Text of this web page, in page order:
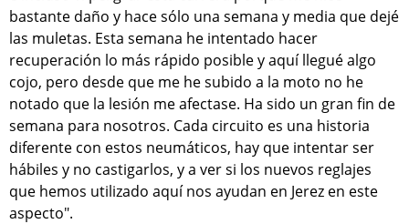
bastante daño y hace sólo una semana y media que dejé
las muletas. Esta semana he intentado hacer
recuperación lo más rápido posible y aquí llegué algo
cojo, pero desde que me he subido a la moto no he
notado que la lesión me afectase. Ha sido un gran fin de
semana para nosotros. Cada circuito es una historia
diferente con estos neumáticos, hay que intentar ser
hábiles y no castigarlos, y a ver si los nuevos reglajes
que hemos utilizado aquí nos ayudan en Jerez en este
aspecto".